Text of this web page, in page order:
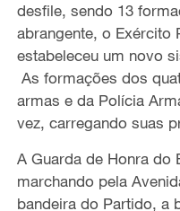
desfile, sendo 13
abrangente, o Exército
estabeleceu um novo
As formações dos
armas e da Polícia
vez, carregando suas
A Guarda de Honra do
marchando pela
bandeira do Partido, a